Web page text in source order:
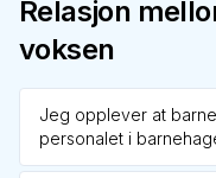
Relasjon
voksen
Jeg opplever at
personalet i